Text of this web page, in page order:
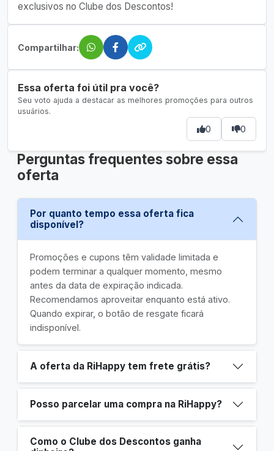
exclusivos no Clube dos Descontos!
Compartilhar:
Essa oferta foi útil pra você?
Seu voto ajuda a destacar as melhores promoções para outros
usuários.
0 0
Perguntas frequentes sobre essa
oferta
Por quanto tempo essa oferta fica
disponível?
Promoções e cupons têm validade limitada e
podem terminar a qualquer momento, mesmo
antes da data de expiração indicada.
Recomendamos aproveitar enquanto está ativo.
Quando expirar, o botão de resgate ficará
indisponível.
A oferta da RiHappy tem frete grátis?
Posso parcelar uma compra na RiHappy?
Como o Clube dos Descontos ganha